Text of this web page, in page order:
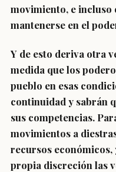
movimiento, e incluso
mantenerse en el
Y de esto deriva otra
medida que los
pueblo en esas
continuidad y sabrán
sus competencias.
movimientos a
recursos económicos,
propia discreción las